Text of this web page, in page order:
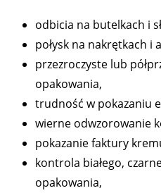
odbicia na butelkach i
połysk na nakrętkach i
przezroczyste lub
opakowania,
trudność w pokazaniu
wierne odwzorowanie
pokazanie faktury
kontrola białego,
opakowania,